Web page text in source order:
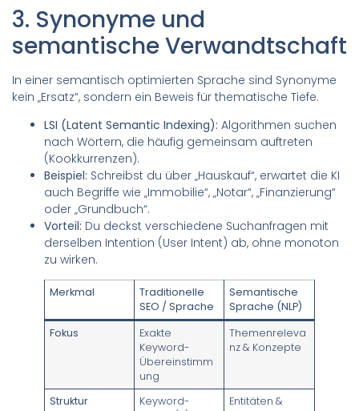
3. Synonyme und
semantische Verwandtschaft
In einer semantisch optimierten Sprache sind Synonyme
kein „Ersatz“, sondern ein Beweis für thematische Tiefe.
LSI (Latent Semantic Indexing): Algorithmen suchen
nach Wörtern, die häufig gemeinsam auftreten
(Kookkurrenzen).
Beispiel: Schreibst du über „Hauskauf“, erwartet die KI
auch Begriffe wie „Immobilie“, „Notar“, „Finanzierung“
oder „Grundbuch“.
Vorteil: Du deckst verschiedene Suchanfragen mit
derselben Intention (User Intent) ab, ohne monoton
zu wirken.
Merkmal
Traditionelle
SEO / Sprache
Semantische
Sprache (NLP)
Fokus
Exakte
Keyword-
Übereinstimm
ung
Themenreleva
nz & Konzepte
Struktur
Keyword-
Entitäten &